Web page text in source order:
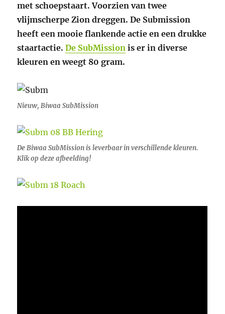
met schoepstaart. Voorzien van twee
vlijmscherpe Zion dreggen. De Submission
heeft een mooie flankende actie en een drukke
staartactie.De SubMission is er in diverse
kleuren en weegt 80 gram.
Nieuw, Biwaa SubMission
De Biwaa SubMission is leverbaar in verschillende kleuren.
Klik op deze afbeelding!